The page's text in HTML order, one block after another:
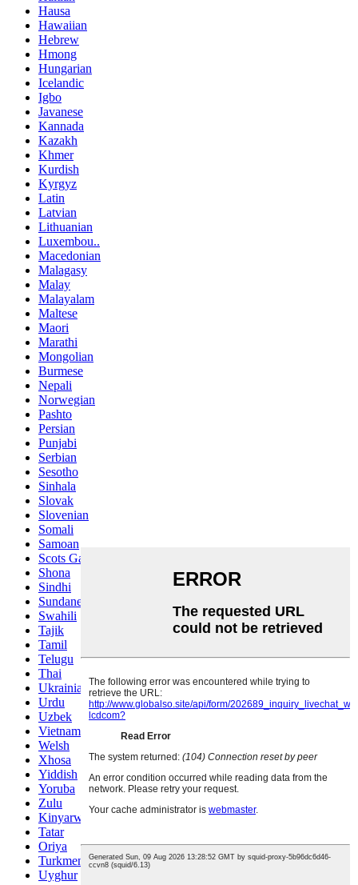
Hausa
Hawaiian
Hebrew
Hmong
Hungarian
Icelandic
Igbo
Javanese
Kannada
Kazakh
Khmer
Kurdish
Kyrgyz
Latin
Latvian
Lithuanian
Luxembou..
Macedonian
Malagasy
Malay
Malayalam
Maltese
Maori
Marathi
Mongolian
Burmese
Nepali
Norwegian
Pashto
Persian
Punjabi
Serbian
Sesotho
Sinhala
Slovak
Slovenian
Somali
Samoan
Scots Gaelic
Shona
Sindhi
Sundanese
Swahili
Tajik
Tamil
Telugu
Thai
Ukrainian
Urdu
Uzbek
Vietnamese
Welsh
Xhosa
Yiddish
Yoruba
Zulu
Kinyarwanda
Tatar
Oriya
Turkmen
Uyghur